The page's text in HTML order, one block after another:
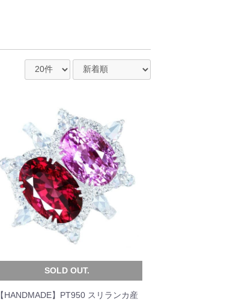
SOLD OUT.
【HANDMADE】PT950 スリランカ産